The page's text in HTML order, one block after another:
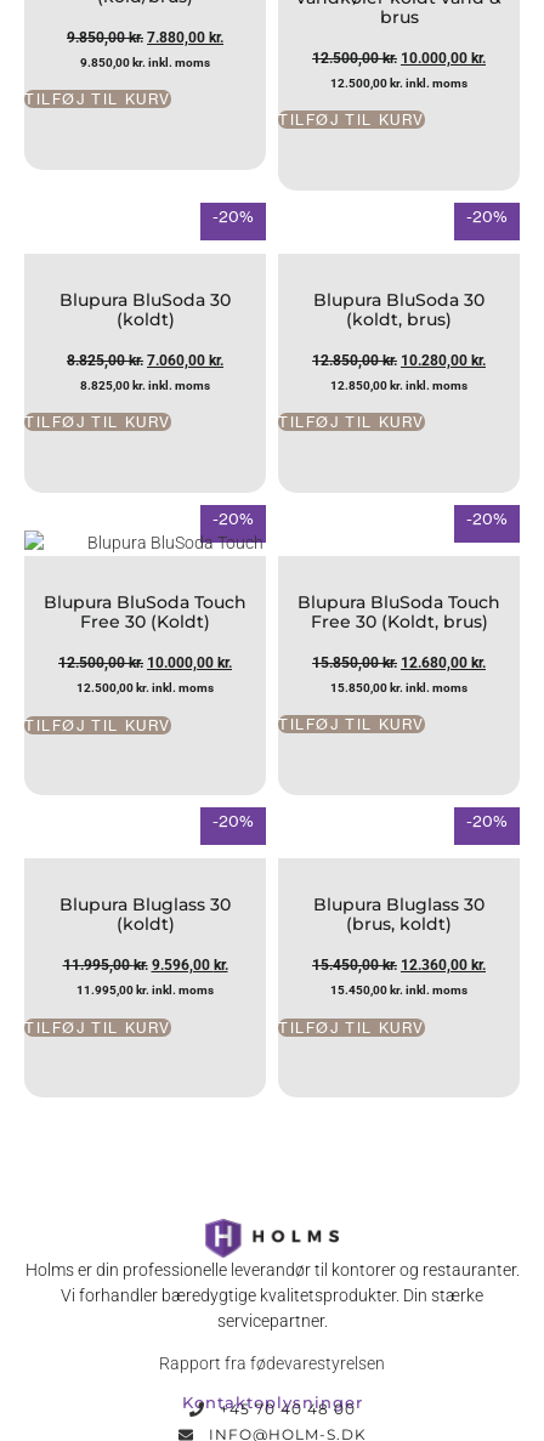
9.850,00kr. 7.880,00 kr.
9.850,00 kr. inkl. moms
TILFØJ TIL KURV
brus
12.500,00kr. 10.000,00 kr.
12.500,00 kr. inkl. moms
TILFØJ TIL KURV
-20%
Blupura BluSoda 30
(koldt)
8.825,00kr. 7.060,00 kr.
8.825,00 kr. inkl. moms
TILFØJ TIL KURV
-20%
Blupura BluSoda 30
(koldt, brus)
12.850,00kr. 10.280,00 kr.
12.850,00 kr. inkl. moms
TILFØJ TIL KURV
-20%
Blupura BluSoda Touch
Free 30 (Koldt)
12.500,00kr. 10.000,00 kr.
12.500,00 kr. inkl. moms
TILFØJ TIL KURV
-20%
Blupura BluSoda Touch
Free 30 (Koldt, brus)
15.850,00kr. 12.680,00 kr.
15.850,00 kr. inkl. moms
TILFØJ TIL KURV
-20%
Blupura Bluglass 30
(koldt)
11.995,00kr. 9.596,00 kr.
11.995,00 kr. inkl. moms
TILFØJ TIL KURV
-20%
Blupura Bluglass 30
(brus, koldt)
15.450,00kr. 12.360,00 kr.
15.450,00 kr. inkl. moms
TILFØJ TIL KURV
Holms er din professionelle leverandør til kontorer og restauranter.
Vi forhandler bæredygtige kvalitetsprodukter. Din stærke
servicepartner.
Rapport fra fødevarestyrelsen
Kontaktoplysninger
+45 70 40 48 00
INFO@HOLM-S.DK